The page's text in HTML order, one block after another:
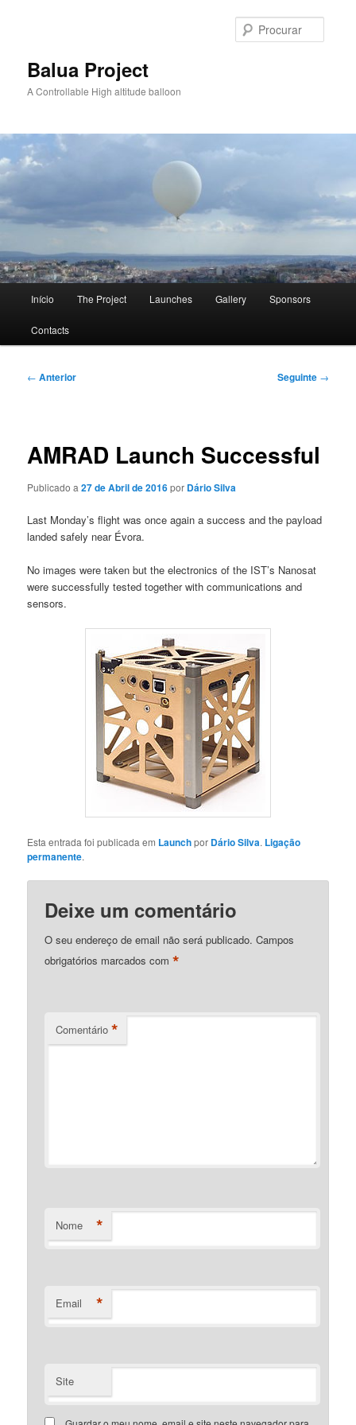
primárioBalua Project
A Controllable High altitude balloon
principal
Início The Project Launches Gallery Sponsors
Contacts
Navegação
← Anterior Seguinte →
AMRAD Launch Successful
Publicado a27 de Abril de 2016por Dário Silva
Last Monday’s flight was once again a success and the payload
landed safely near Évora.
No images were taken but the electronics of the IST’s Nanosat
were successfully tested together with communications and
sensors.
Esta entrada foi publicada em Launchpor Dário Silva. Ligação
permanente.
Deixe um comentário
O seu endereço de email não será publicado. Campos
obrigatórios marcados com*
Comentário *
Nome *
Email *
Site